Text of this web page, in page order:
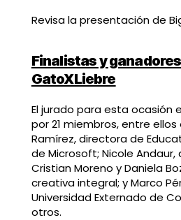
Revisa la presentación de
Finalistas y
GatoXLiebre
El jurado para esta ocasión
por 21 miembros, entre
Ramírez, directora de
de Microsoft; Nicole Andaur,
Cristian Moreno y Daniela
creativa integral; y Marco
Universidad Externado de
otros.